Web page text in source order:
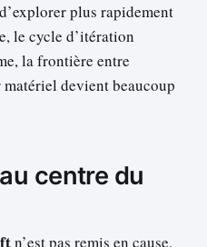
plus rapidement
le cycle d’itération
la frontière entre
devient beaucoup
centre du
n’est pas remis en cause,